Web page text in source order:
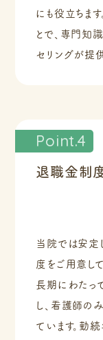
にも役立ちま
とで、専門知
セリングが提供
Point.4
退職金制
当院では安定
度をご用意して
長期にわたっ
し、看護師の
ています。勤